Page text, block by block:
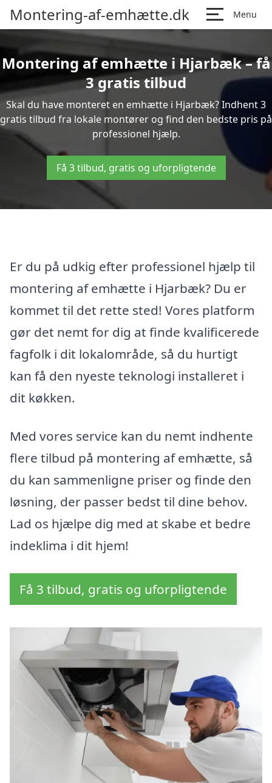
Montering-af-emhætte.dk Menu
Montering af emhætte i Hjarbæk – få
3 gratis tilbud
Skal du have monteret en emhætte i Hjarbæk? Indhent 3
gratis tilbud fra lokale montører og find den bedste pris på
professionel hjælp.
Få 3 tilbud, gratis og uforpligtende
Er du på udkig efter professionel hjælp til
montering af emhætte i Hjarbæk? Du er
kommet til det rette sted! Vores platform
gør det nemt for dig at finde kvalificerede
fagfolk i dit lokalområde, så du hurtigt
kan få den nyeste teknologi installeret i
dit køkken.
Med vores service kan du nemt indhente
flere tilbud på montering af emhætte, så
du kan sammenligne priser og finde den
løsning, der passer bedst til dine behov.
Lad os hjælpe dig med at skabe et bedre
indeklima i dit hjem!
Få 3 tilbud, gratis og uforpligtende